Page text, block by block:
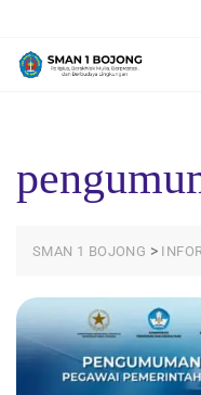
content
SMAN 1 BOJONG >